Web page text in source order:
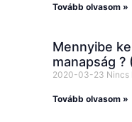
Tovább olvasom »
Mennyibe
manapság ?
2020-03-23 Nincs
Tovább olvasom »